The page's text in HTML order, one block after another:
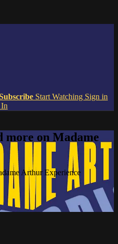
Start Watching Sign in
more on Madame
Arthur Experience